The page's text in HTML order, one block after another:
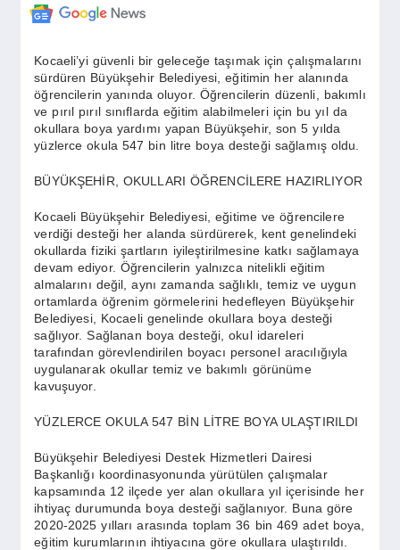
SAĞLIK
SPOR
YAŞAM
Kocaeli’yi güvenli bir geleceğe taşımak için çalışmalarını
sürdüren Büyükşehir Belediyesi, eğitimin her alanında
öğrencilerin yanında oluyor. Öğrencilerin düzenli, bakımlı
ve pırıl pırıl sınıflarda eğitim alabilmeleri için bu yıl da
okullara boya yardımı yapan Büyükşehir, son 5 yılda
yüzlerce okula 547 bin litre boya desteği sağlamış oldu.
BÜYÜKŞEHİR, OKULLARI ÖĞRENCİLERE HAZIRLIYOR
Kocaeli Büyükşehir Belediyesi, eğitime ve öğrencilere
verdiği desteği her alanda sürdürerek, kent genelindeki
okullarda fiziki şartların iyileştirilmesine katkı sağlamaya
devam ediyor. Öğrencilerin yalnızca nitelikli eğitim
almalarını değil, aynı zamanda sağlıklı, temiz ve uygun
ortamlarda öğrenim görmelerini hedefleyen Büyükşehir
Belediyesi, Kocaeli genelinde okullara boya desteği
sağlıyor. Sağlanan boya desteği, okul idareleri
tarafından görevlendirilen boyacı personel aracılığıyla
uygulanarak okullar temiz ve bakımlı görünüme
kavuşuyor.
YÜZLERCE OKULA 547 BİN LİTRE BOYA ULAŞTIRILDI
Büyükşehir Belediyesi Destek Hizmetleri Dairesi
Başkanlığı koordinasyonunda yürütülen çalışmalar
kapsamında 12 ilçede yer alan okullara yıl içerisinde her
ihtiyaç durumunda boya desteği sağlanıyor. Buna göre
2020-2025 yılları arasında toplam 36 bin 469 adet boya,
eğitim kurumlarının ihtiyacına göre okullara ulaştırıldı.